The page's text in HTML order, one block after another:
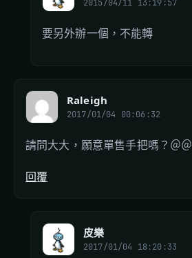
2015/04/11 13:19:57
要另外辦一個，不能轉
Raleigh
2017/01/04 00:06:32
請問大大，願意單售手把嗎？＠＠
回覆
皮樂
2017/01/04 18:20:33